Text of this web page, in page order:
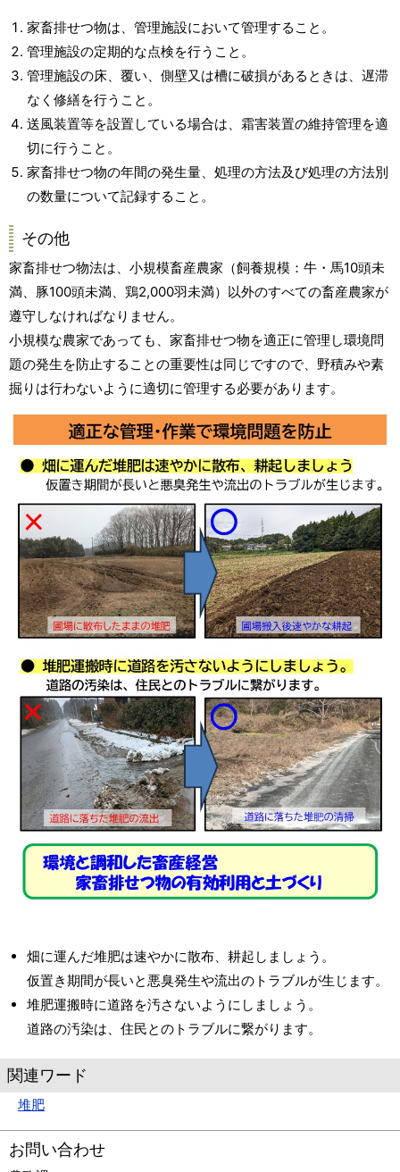
家畜排せつ物は、管理施設において管理すること。
管理施設の定期的な点検を行うこと。
管理施設の床、覆い、側壁又は槽に破損があるときは、遅滞
なく修繕を行うこと。
送風装置等を設置している場合は、霜害装置の維持管理を適
切に行うこと。
家畜排せつ物の年間の発生量、処理の方法及び処理の方法別
の数量について記録すること。
その他
家畜排せつ物法は、小規模畜産農家（飼養規模：牛・馬10頭未
満、豚100頭未満、鶏2,000羽未満）以外のすべての畜産農家が
遵守しなければなりません。
小規模な農家であっても、家畜排せつ物を適正に管理し環境問
題の発生を防止することの重要性は同じですので、野積みや素
掘りは行わないように適切に管理する必要があります。
畑に運んだ堆肥は速やかに散布、耕起しましょう。
仮置き期間が長いと悪臭発生や流出のトラブルが生じます。
堆肥運搬時に道路を汚さないようにしましょう。
道路の汚染は、住民とのトラブルに繋がります。
関連ワード
堆肥
お問い合わせ